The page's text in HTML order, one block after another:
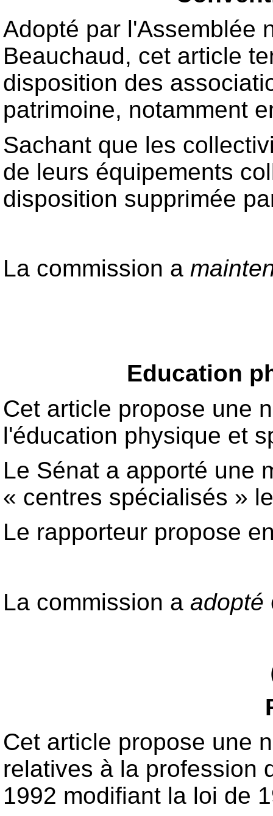
Adopté par l'Assemblée
Beauchaud, cet article
disposition des
patrimoine, notamment
Sachant que les
de leurs équipements
disposition supprimée
La commission a
Education
Cet article propose une
l'éducation physique et
Le Sénat a apporté une
« centres spécialisés »
Le rapporteur propose
La commission a adopté
Cet article propose une
relatives à la profession
1992 modifiant la loi de